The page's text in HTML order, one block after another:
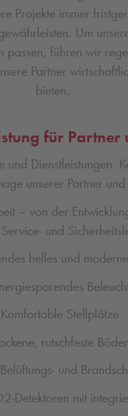
Projekte immer
Um
führen wir
Partner
bieten.
für Partner
Dienstleistungen.
unserer Partner
– von der
und
helles und
Komfortable Stellplätze
rutschfeste
und
Detektoren mit